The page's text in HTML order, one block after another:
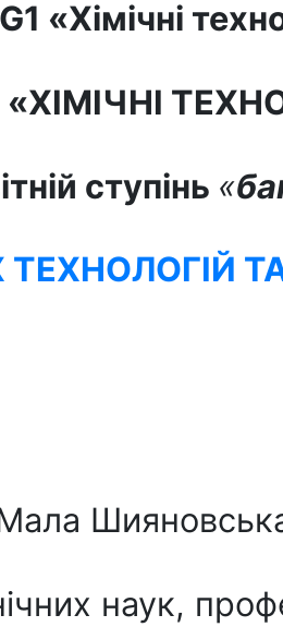
G1 «Хімічні
«ХІМІЧНІ
ступінь «
ТЕХНОЛОГІЙ
Мала
наук,